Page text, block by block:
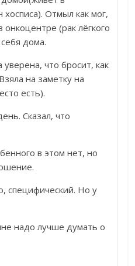
Отмыл как мог,
(рак лёгкого
дома.
что бросит, как
на заметку на
есть).
Сказал, что
в этом нет, но
специфический. Но у
надо лучше думать о